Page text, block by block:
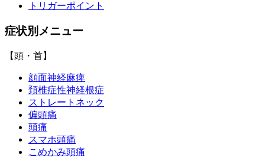
トリガーポイント
症状別メニュー
【頭・首】
顔面神経麻痺
頚椎症性神経根症
ストレートネック
偏頭痛
頭痛
スマホ頭痛
こめかみ頭痛